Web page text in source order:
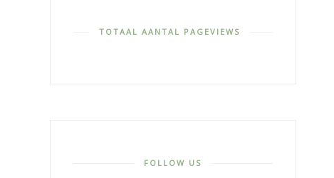
TOTAAL AANTAL PAGEVIEWS
FOLLOW US